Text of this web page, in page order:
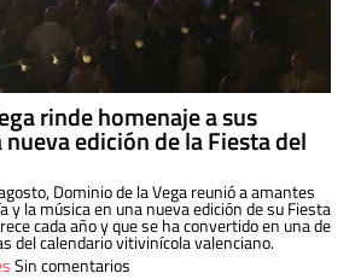
rinde homenaje a sus
edición de la Fiesta del
Dominio de la Vega reunió a amantes
y la música en una nueva edición de su Fiesta
cada año y que se ha convertido en una de
del calendario vitivinícola valenciano.
Sin comentarios